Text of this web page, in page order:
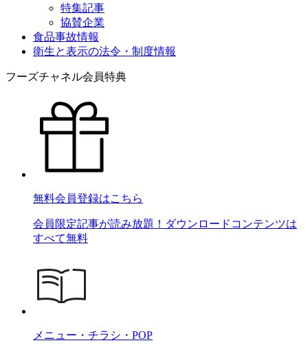
特集記事
協賛企業
食品事故情報
衛生と表示の法令・制度情報
フーズチャネル会員特典
無料会員登録はこちら
会員限定記事が読み放題！ダウンロードコンテンツは
すべて無料
メニュー・チラシ・POP